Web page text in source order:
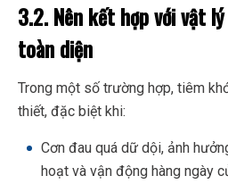
3.2. Nên kết hợp với vật
toàn diện
Trong một số trường hợp, tiêm
thiết, đặc biệt khi:
Cơn đau quá dữ dội, ảnh
hoạt và vận động hàng ngày